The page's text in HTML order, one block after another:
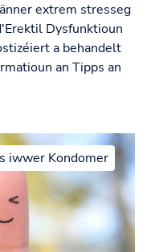
extrem stresseg
Dysfunktioun
a behandelt
an Tipps an
iwwer Kondomer